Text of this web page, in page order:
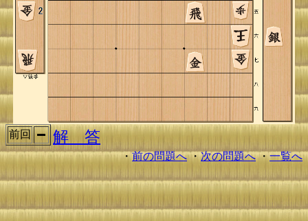
前回 解 答
・前の問題へ・次の問題へ・一覧へ